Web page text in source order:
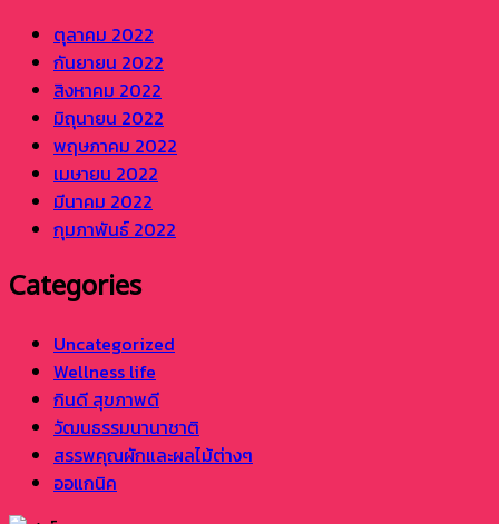
ตุลาคม 2022
กันยายน 2022
สิงหาคม 2022
มิถุนายน 2022
พฤษภาคม 2022
เมษายน 2022
มีนาคม 2022
กุมภาพันธ์ 2022
Categories
Uncategorized
Wellness life
กินดี สุขภาพดี
วัฒนธรรมนานาชาติ
สรรพคุณผักและผลไม้ต่างๆ
ออแกนิค